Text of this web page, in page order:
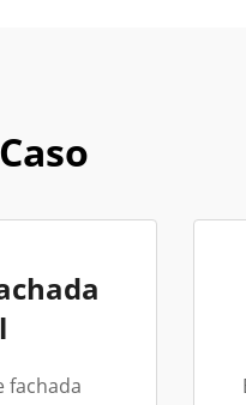
fachada